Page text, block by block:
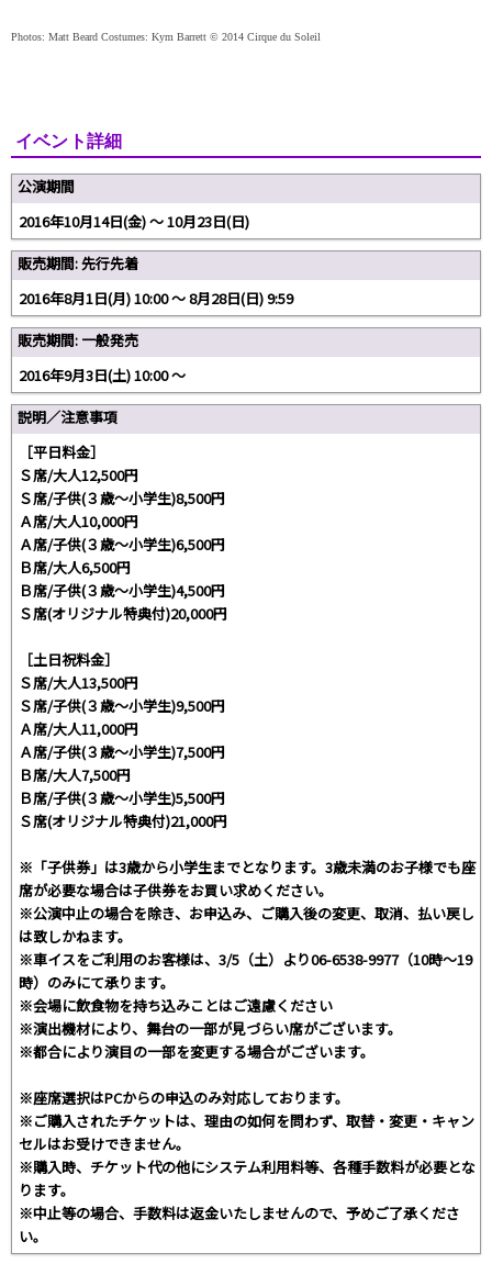
Photos: Matt Beard Costumes: Kym Barrett © 2014 Cirque du Soleil
イベント詳細
公演期間
2016年10月14日(金) ～ 10月23日(日)
販売期間: 先行先着
2016年8月1日(月) 10:00 〜 8月28日(日) 9:59
販売期間: 一般発売
2016年9月3日(土) 10:00 ～
説明／注意事項
［平日料金］
Ｓ席/大人12,500円
Ｓ席/子供(３歳～小学生)8,500円
Ａ席/大人10,000円
Ａ席/子供(３歳～小学生)6,500円
Ｂ席/大人6,500円
Ｂ席/子供(３歳～小学生)4,500円
Ｓ席(オリジナル特典付)20,000円
［土日祝料金］
Ｓ席/大人13,500円
Ｓ席/子供(３歳～小学生)9,500円
Ａ席/大人11,000円
Ａ席/子供(３歳～小学生)7,500円
Ｂ席/大人7,500円
Ｂ席/子供(３歳～小学生)5,500円
Ｓ席(オリジナル特典付)21,000円
※「子供券」は3歳から小学生までとなります。3歳未満のお子様でも座
席が必要な場合は子供券をお買い求めください。
※公演中止の場合を除き、お申込み、ご購入後の変更、取消、払い戻し
は致しかねます。
※車イスをご利用のお客様は、3/5（土）より06-6538-9977（10時〜19
時）のみにて承ります。
※会場に飲食物を持ち込みことはご遠慮ください
※演出機材により、舞台の一部が見づらい席がございます。
※都合により演目の一部を変更する場合がございます。
※座席選択はPCからの申込のみ対応しております。
※ご購入されたチケットは、理由の如何を問わず、取替・変更・キャン
セルはお受けできません。
※購入時、チケット代の他にシステム利用料等、各種手数料が必要とな
ります。
※中止等の場合、手数料は返金いたしませんので、予めご了承くださ
い。